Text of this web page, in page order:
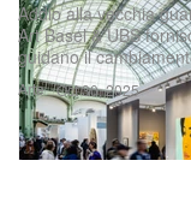
Arte
Addio alla vecchia
Art Basel & UBS
guidano il
Oct 30, 2025